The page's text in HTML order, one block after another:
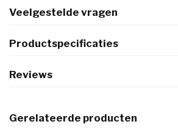
Veelgestelde vragen
Productspecificaties
Reviews
Gerelateerde producten